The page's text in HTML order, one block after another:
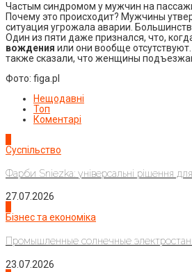
Частым синдромом у мужчин на
Почему это происходит? Мужчины
ситуация угрожала аварии.
Один из пяти даже признался, что,
вождения или они вообще
также сказали, что женщины
Фото: figa.pl
Нещодавні
Топ
Коментарі
Суспільство
Фарби Sniezka: універсальні рішення для
27.07.2026
Бізнес та економіка
Промышленные солнечные
23.07.2026